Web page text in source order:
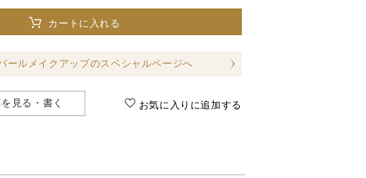
カートに入れる
ールメイクアップのスペシャルページへ
見る・書く お気に入りに追加する